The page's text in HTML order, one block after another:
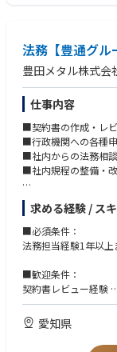
法務【豊通グル
豊田メタル株式会
仕事内容
■契約書の作成・レ
■行政機関への各種
■社内からの法務相
■社内規程の整備・
【魅力】
法務としてさらなる
まずは1年～3年で定
いたします。
その後、ある程度業
築・運用、コンプラ
く想定です。
求める経験 / ス
■必須条件：
法務担当経験1年以上
■歓迎条件：
契約書レビュー経験
コンプライアンス業
行政手続き対応経験
社内コンプライアン
愛知県